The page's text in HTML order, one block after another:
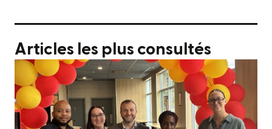
Articles les plus consultés